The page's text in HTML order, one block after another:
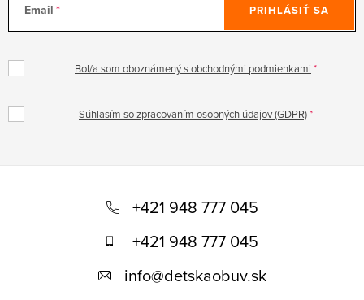
Email
Bol/a som oboznámený s obchodnými podmienkami
Súhlasím so zpracovaním osobných údajov (GDPR)
PRIHLÁSIŤ SA
+421 948 777 045
+421 948 777 045
info@detskaobuv.sk